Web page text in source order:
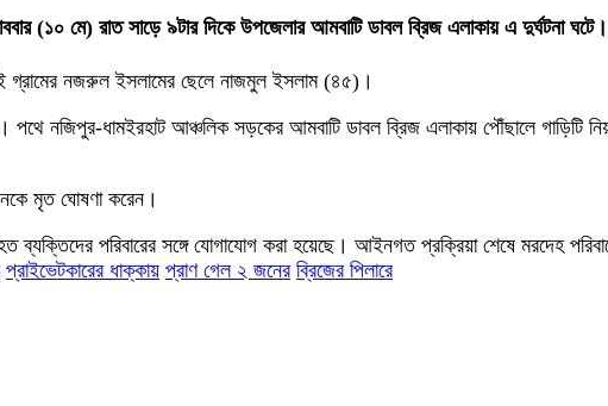
(১০ মে) রাত সাড়ে ৯টার দিকে উপজেলার আমবাটি ডাবল ব্রিজ এলাকায় এ দুর্ঘটনা ঘটে।
গ্রামের নজরুল ইসলামের ছেলে নাজমুল ইসলাম (৪৫)।
নজিপুর-ধামইরহাট আঞ্চলিক সড়কের আমবাটি ডাবল ব্রিজ এলাকায় পৌঁছালে গাড়িটি
মৃত ঘোষণা করেন।
পরিবারের সঙ্গে যোগাযোগ করা হয়েছে। আইনগত প্রক্রিয়া শেষে মরদেহ
প্রাইভেটকারের ধাক্কায় প্রাণ গেল ২ জনের ব্রিজের পিলারে